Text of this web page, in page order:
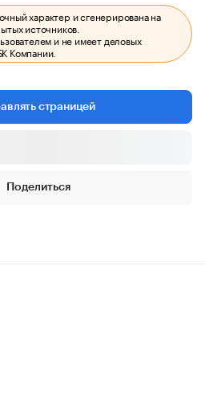
характер и сгенерирована на
источников.
и не имеет деловых
Компании.
страницей
Поделиться